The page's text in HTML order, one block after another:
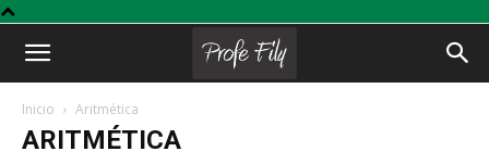
Profe
Fily
Inicio Aritmética
ARITMÉTICA